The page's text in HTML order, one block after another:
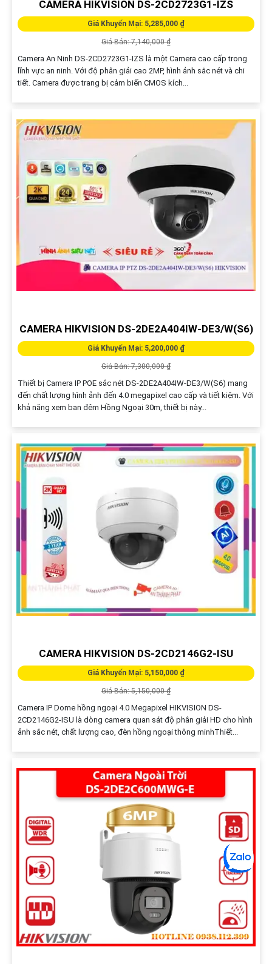
CAMERA HIKVISION DS-2CD2723G1-IZS
Giá Khuyến Mại: 5,285,000 ₫
Giá Bán: 7,140,000 ₫
Camera An Ninh DS-2CD2723G1-IZS là một Camera cao cấp trong
lĩnh vực an ninh. Với độ phân giải cao 2MP, hình ảnh sắc nét và chi
tiết. Camera được trang bị cảm biến CMOS kích...
CAMERA HIKVISION DS-2DE2A404IW-DE3/W(S6)
Giá Khuyến Mại: 5,200,000 ₫
Giá Bán: 7,300,000 ₫
Thiết bị Camera IP POE sắc nét DS-2DE2A404IW-DE3/W(S6) mang
đến chất lượng hình ảnh đến 4.0 megapixel cao cấp và tiết kiệm. Với
khả năng xem ban đêm Hồng Ngoại 30m, thiết bị này...
CAMERA HIKVISION DS-2CD2146G2-ISU
Giá Khuyến Mại: 5,150,000 ₫
Giá Bán: 5,150,000 ₫
Camera IP Dome hồng ngoại 4.0 Megapixel HIKVISION DS-
2CD2146G2-ISU là dòng camera quan sát độ phân giải HD cho hình
ảnh sắc nét, chất lượng cao, đèn hồng ngoại thông minhThiết...